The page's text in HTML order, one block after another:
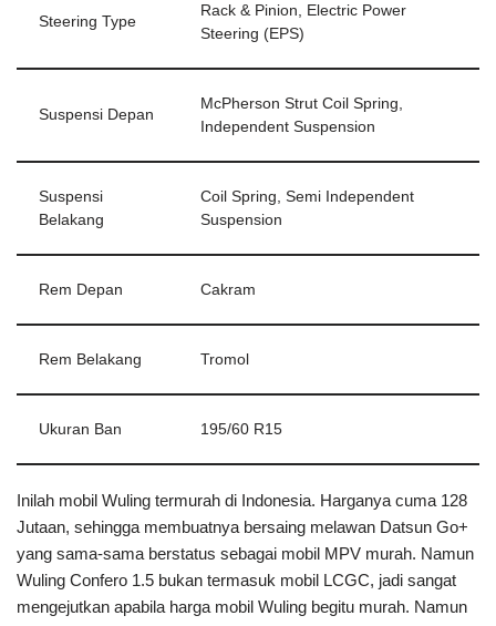
Steering Type
Rack & Pinion, Electric Power
Steering (EPS)
Suspensi Depan
McPherson Strut Coil Spring,
Independent Suspension
Suspensi
Belakang
Coil Spring, Semi Independent
Suspension
Rem Depan Cakram
Rem Belakang Tromol
Ukuran Ban 195/60 R15
Inilah mobil Wuling termurah di Indonesia. Harganya cuma 128
Jutaan, sehingga membuatnya bersaing melawan Datsun Go+
yang sama-sama berstatus sebagai mobil MPV murah. Namun
Wuling Confero 1.5 bukan termasuk mobil LCGC, jadi sangat
mengejutkan apabila harga mobil Wuling begitu murah. Namun